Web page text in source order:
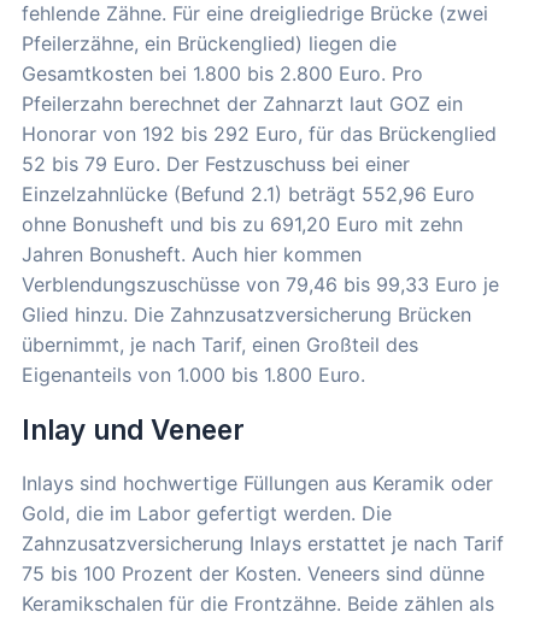
fehlende Zähne. Für eine dreigliedrige Brücke (zwei
Pfeilerzähne, ein Brückenglied) liegen die
Gesamtkosten bei 1.800 bis 2.800 Euro. Pro
Pfeilerzahn berechnet der Zahnarzt laut GOZ ein
Honorar von 192 bis 292 Euro, für das Brückenglied
52 bis 79 Euro. Der Festzuschuss bei einer
Einzelzahnlücke (Befund 2.1) beträgt 552,96 Euro
ohne Bonusheft und bis zu 691,20 Euro mit zehn
Jahren Bonusheft. Auch hier kommen
Verblendungszuschüsse von 79,46 bis 99,33 Euro je
Glied hinzu. Die Zahnzusatzversicherung Brücken
übernimmt, je nach Tarif, einen Großteil des
Eigenanteils von 1.000 bis 1.800 Euro.
Inlay und Veneer
Inlays sind hochwertige Füllungen aus Keramik oder
Gold, die im Labor gefertigt werden. Die
Zahnzusatzversicherung Inlays erstattet je nach Tarif
75 bis 100 Prozent der Kosten. Veneers sind dünne
Keramikschalen für die Frontzähne. Beide zählen als